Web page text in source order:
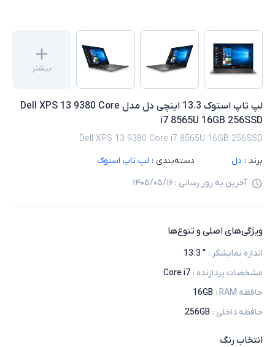
بیشتر
لپ تاپ استوک 13.3 اینچی دل مدل Dell XPS 13 9380 Core
i7 8565U 16GB 256SSD
Dell XPS 13 9380 Core i7 8565U 16GB 256SSD
برند : دل دسته‌بندی : لپ تاپ استوک
آخرین به روز رسانی : ۱۴۰۵/۰۵/۱۶
ویژگی‌های اصلی و تنوع‌ها
اندازه نمایشگر :
" 13.3
مشخصات پردازنده :
Core i7
حافظه RAM
:
16GB
حافظه داخلی :
256GB
انتخابرنگ